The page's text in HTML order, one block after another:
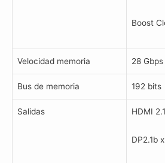
Boost
Velocidad memoria 28 Gbps
Bus de memoria 192 bits
Salidas HDMI
DP2.1b